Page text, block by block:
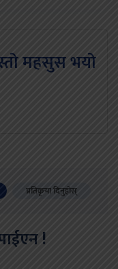
महसुस भयो
प्रतिकृया दिनुहोस्
!